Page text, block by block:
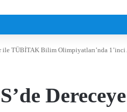
TÜBİTAK Bilim Olimpiyatları’nda 1’inci